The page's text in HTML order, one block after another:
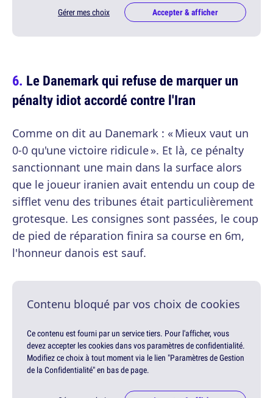
Gérer mes choix Accepter & afficher
Le Danemark qui refuse de marquer un
pénalty idiot accordé contre l'Iran
Comme on dit au Danemark : « Mieux vaut un
0-0 qu'une victoire ridicule ». Et là, ce pénalty
sanctionnant une main dans la surface alors
que le joueur iranien avait entendu un coup de
sifflet venu des tribunes était particulièrement
grotesque. Les consignes sont passées, le coup
de pied de réparation finira sa course en 6m,
l'honneur danois est sauf.
Contenu bloqué par vos choix de cookies
Ce contenu est fourni par un service tiers. Pour l'afficher, vous
devez accepter les cookies dans vos paramètres de confidentialité.
Modifiez ce choix à tout moment via le lien "Paramètres de Gestion
de la Confidentialité" en bas de page.